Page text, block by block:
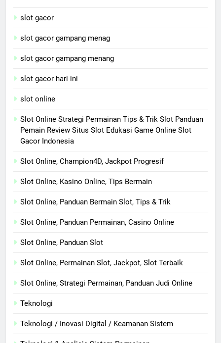
slot gacor
slot gacor gampang menag
slot gacor gampang menang
slot gacor hari ini
slot online
Slot Online Strategi Permainan Tips & Trik Slot Panduan
Pemain Review Situs Slot Edukasi Game Online Slot
Gacor Indonesia
Slot Online, Champion4D, Jackpot Progresif
Slot Online, Kasino Online, Tips Bermain
Slot Online, Panduan Bermain Slot, Tips & Trik
Slot Online, Panduan Permainan, Casino Online
Slot Online, Panduan Slot
Slot Online, Permainan Slot, Jackpot, Slot Terbaik
Slot Online, Strategi Permainan, Panduan Judi Online
Teknologi
Teknologi / Inovasi Digital / Keamanan Sistem